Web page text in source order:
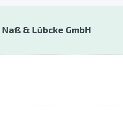
Naß & Lübcke GmbH